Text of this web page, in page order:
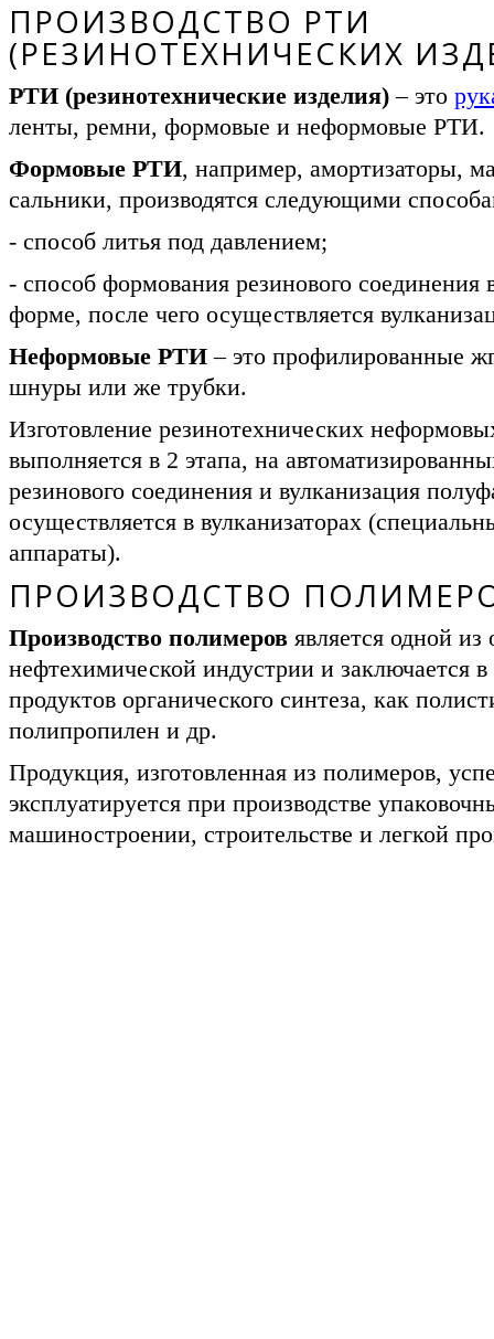
ПРОИЗВОДСТВО РТИ
(РЕЗИНОТЕХНИЧЕСКИХ
РТИ (резинотехнические изделия)– это
ленты, ремни, формовые и неформовые РТИ.
Формовые РТИ, например, амортизаторы,
сальники, производятся следующими
- способ литья под давлением;
- способ формования резинового соединения
форме, после чего осуществляется
Неформовые РТИ– это профилированные
шнуры или же трубки.
Изготовление резинотехнических
выполняется в 2 этапа, на
резинового соединения и вулканизация
осуществляется в вулканизаторах
аппараты).
ПРОИЗВОДСТВО
Производство полимеровявляется одной из
нефтехимической индустрии и заключается в
продуктов органического синтеза, как
полипропилен и др.
Продукция, изготовленная из полимеров,
эксплуатируется при производстве
машиностроении, строительстве и легкой